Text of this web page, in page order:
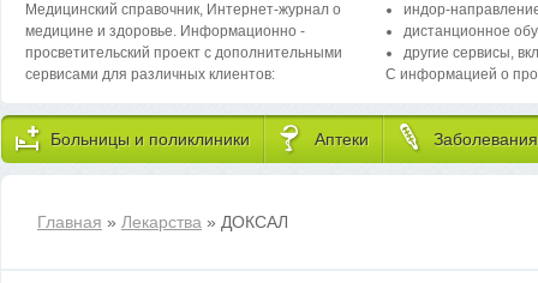
Медицинский справочник, Интернет-журнал о
медицине и здоровье. Информационно -
просветительский проект с дополнительными
сервисами для различных клиентов:
индор-
дистанционное
другие сервисы,
С информацией о
Больницы и поликлиники Аптеки Заболевания
Главная » Лекарства » ДОКСАЛ